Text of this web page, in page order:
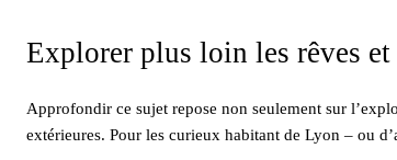
Explorer plus loin les rêves
Approfondir ce sujet repose non seulement sur
extérieures. Pour les curieux habitant de Lyon – ou